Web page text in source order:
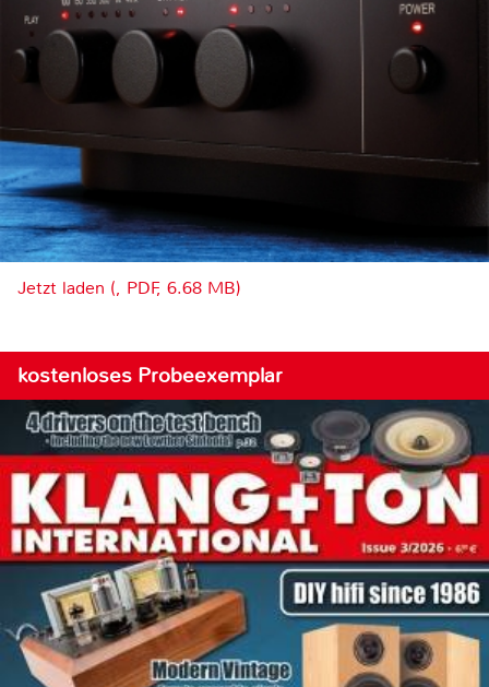
Jetzt laden (, PDF, 6.68 MB)
kostenloses Probeexemplar